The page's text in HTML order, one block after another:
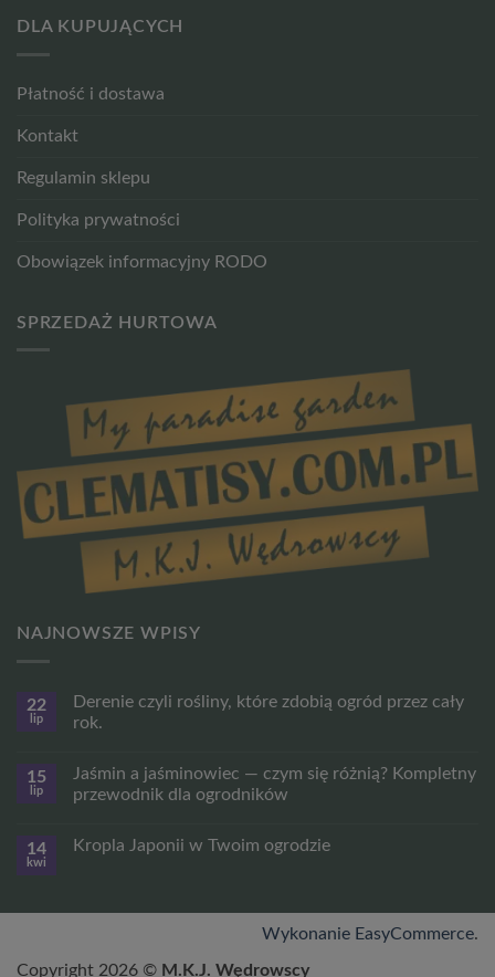
DLA KUPUJĄCYCH
Płatność i dostawa
Kontakt
Regulamin sklepu
Polityka prywatności
Obowiązek informacyjny RODO
SPRZEDAŻ HURTOWA
NAJNOWSZE WPISY
22
lip
Derenie czyli rośliny, które zdobią ogród przez cały
rok.
do
czyli
zdobią
15
lip
Jaśmin a jaśminowiec — czym się różnią? Kompletny
przewodnik dla ogrodników
do
14
kwi
Kropla Japonii w Twoim ogrodzie
Kropla
ogrodzie
Wykonanie EasyCommerce.
Copyright 2026 © M.K.J. Wędrowscy